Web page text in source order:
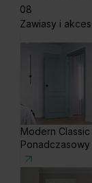
08
Zawiasy i
Modern Classic